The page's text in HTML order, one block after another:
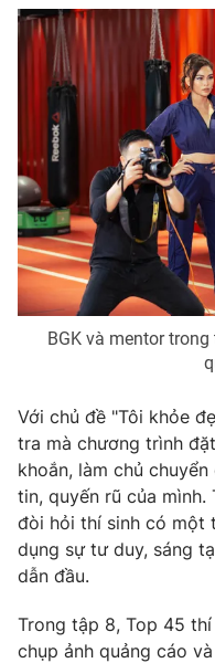
Giải sao mai
Làm đẹp
Chất lượng cuộc sống
Tuyển sinh
Học trực tuyến
Công nghệ
Hitech Công nghệ
Sản phẩm
Thị trường
Tư vấn
Giao lưu trực tuyến
Lịch phát sóng
Chuyên mục khác
Emagazine
Video
VTV Money
VTV Sức khoẻ
Thị trường 24h
BGK và mentor
Với chủ đề "Tôi khỏe
tra mà chương trình
khoắn, làm chủ
tin, quyến rũ của
đòi hỏi thí sinh có một
dụng sự tư duy, sáng
dẫn đầu.
Trong tập 8, Top 45
chụp ảnh quảng cáo